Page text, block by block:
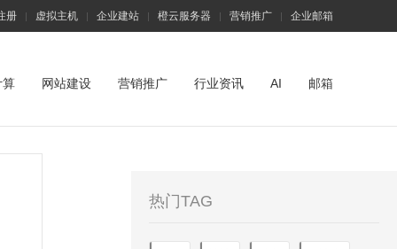
册 | 虚拟主机 | 企业建站 | 橙云服务器 | 营销推广 | 企业邮箱
算 网站建设 营销推广 行业资讯 AI 邮箱
热门TAG